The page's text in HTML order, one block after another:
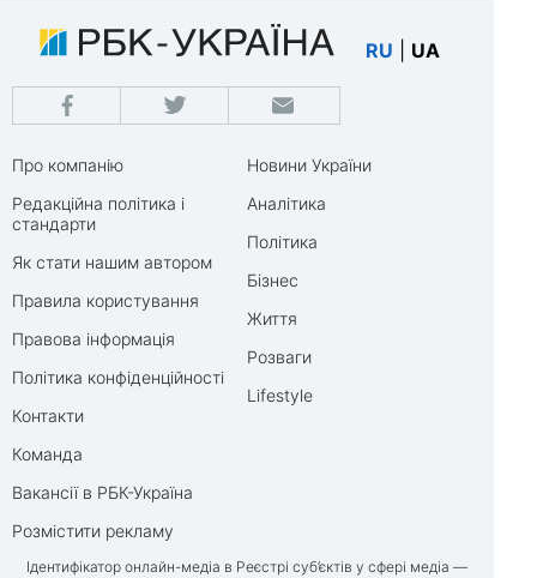
RU UA
Про компанію
Редакційна політика і
стандарти
Як стати нашим автором
Правила користування
Правова інформація
Політика конфіденційності
Контакти
Команда
Вакансії в РБК-Україна
Розмістити рекламу
Новини України
Аналітика
Політика
Бізнес
Життя
Розваги
Lifestyle
Ідентифікатор онлайн-медіа в Реєстрі суб’єктів у сфері медіа —